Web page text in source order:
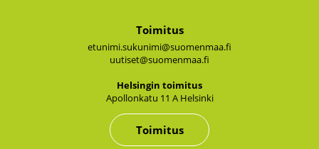
Toimitus
etunimi.sukunimi@suomenmaa.fi
uutiset@suomenmaa.fi
Hel­sin­gin toi­mi­tus
Apol­lon­ka­tu 11 A Hel­sin­ki
Toimitus